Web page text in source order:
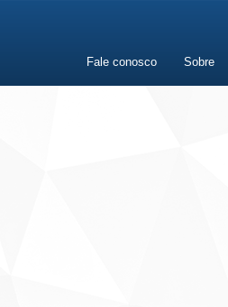
Fale conosco Sobre